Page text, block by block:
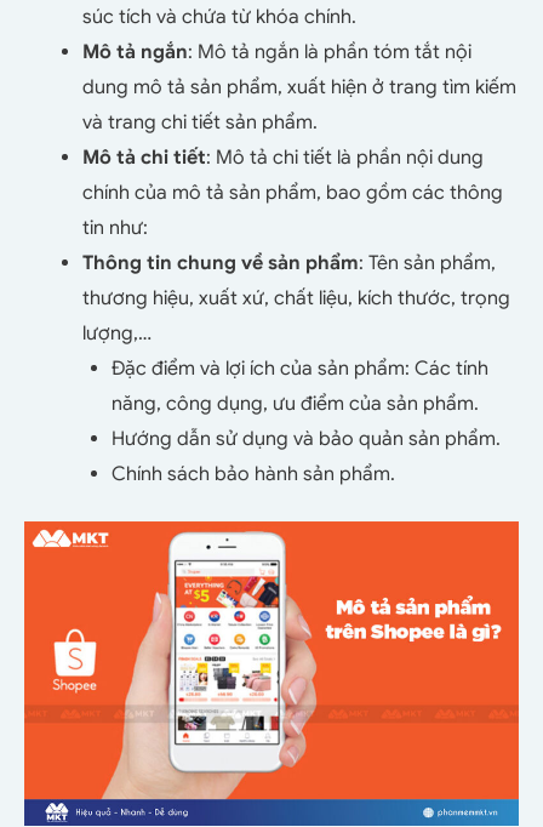
súc tích và chứa từ khóa chính.
Mô tả ngắn: Mô tả ngắn là phần tóm tắt nội
dung mô tả sản phẩm, xuất hiện ở trang tìm kiếm
và trang chi tiết sản phẩm.
Mô tả chi tiết: Mô tả chi tiết là phần nội dung
chính của mô tả sản phẩm, bao gồm các thông
tin như:
Thông tin chung về sản phẩm: Tên sản phẩm,
thương hiệu, xuất xứ, chất liệu, kích thước, trọng
lượng,…
Đặc điểm và lợi ích của sản phẩm: Các tính
năng, công dụng, ưu điểm của sản phẩm.
Hướng dẫn sử dụng và bảo quản sản phẩm.
Chính sách bảo hành sản phẩm.